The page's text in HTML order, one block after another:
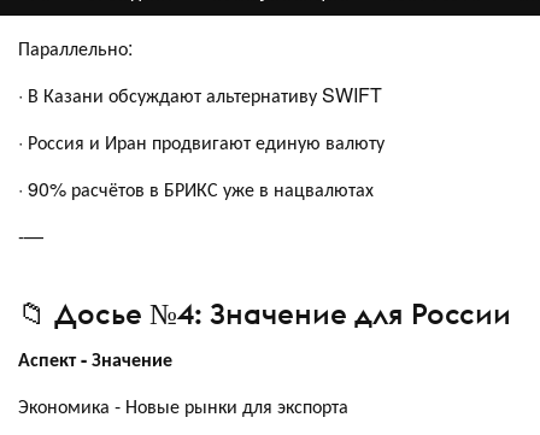
Параллельно:
· В Казани обсуждают альтернативу SWIFT
· Россия и Иран продвигают единую валюту
· 90% расчётов в БРИКС уже в нацвалютах
-—
📁 Досье №4: Значение для России
Аспект - Значение
Экономика - Новые рынки для экспорта